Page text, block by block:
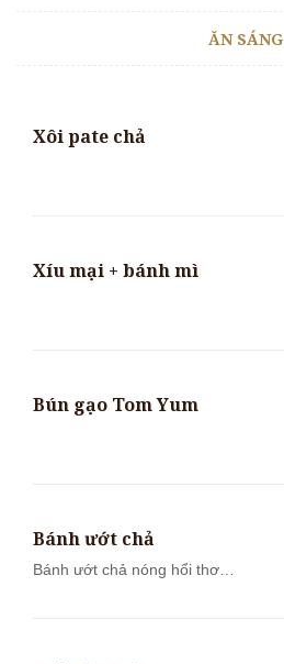
ĂN SÁNG
Xôi pate chả
Xíu mại + bánh mì
Bún gạo Tom Yum
Bánh ướt chả
Bánh ướt chả nóng hổi thơm